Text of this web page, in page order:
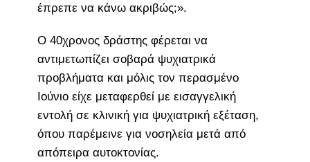
έπρεπε να κάνω ακριβώς;».
Ο 40χρονος δράστης φέρεται να
αντιμετωπίζει σοβαρά ψυχιατρικά
προβλήματα και μόλις τον περασμένο
Ιούνιο είχε μεταφερθεί με εισαγγελική
εντολή σε κλινική για ψυχιατρική εξέταση,
όπου παρέμεινε για νοσηλεία μετά από
απόπειρα αυτοκτονίας.